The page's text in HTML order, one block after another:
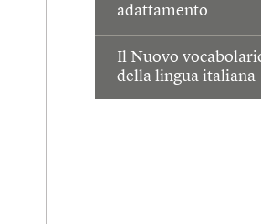
adattamento
Il Nuovo
della lingua italiana